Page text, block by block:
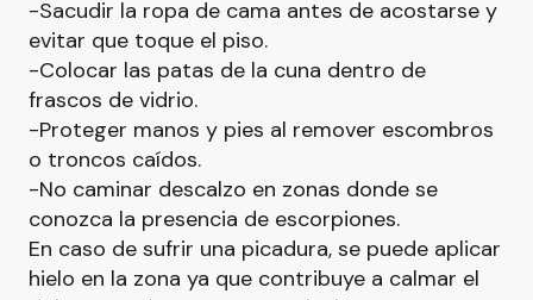
-Sacudir la ropa de cama antes de acostarse y
evitar que toque el piso.
-Colocar las patas de la cuna dentro de
frascos de vidrio.
-Proteger manos y pies al remover escombros
o troncos caídos.
-No caminar descalzo en zonas donde se
conozca la presencia de escorpiones.
En caso de sufrir una picadura, se puede aplicar
hielo en la zona ya que contribuye a calmar el